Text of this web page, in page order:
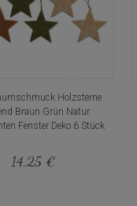
Holzsterne
Braun Grün Natur
Fenster Deko 6 Stück
14,25 €